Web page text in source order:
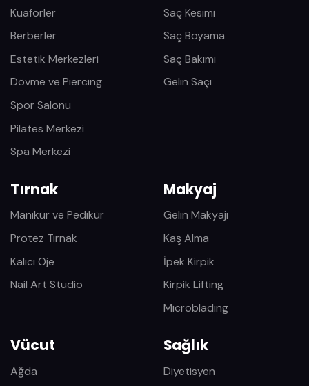
Kuaförler
Berberler
Estetik Merkezleri
Dövme ve Piercing
Spor Salonu
Pilates Merkezi
Spa Merkezi
Saç Kesimi
Saç Boyama
Saç Bakımı
Gelin Saçı
Tırnak
Manikür ve Pedikür
Protez Tırnak
Kalıcı Oje
Nail Art Studio
Makyaj
Gelin Makyajı
Kaş Alma
İpek Kirpik
Kirpik Lifting
Microblading
Vücut
Ağda
Sağlık
Diyetisyen